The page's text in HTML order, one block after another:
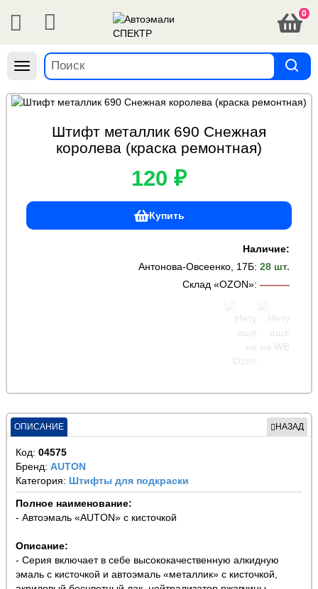
0
Навигация
Штифт металлик 690 Снежная
королева (краска ремонтная)
120 ₽
Купить
Наличие:
Антонова-Овсеенко, 17Б: 28 шт.
Склад «OZON»: ———
ОПИСАНИЕ НАЗАД
Код: 04575
Бренд: AUTON
Категория: Штифты для подкраски
Полное наименование:
- Автоэмаль «AUTON» с кисточкой
Описание:
- Серия включает в себе высококачественную алкидную
эмаль с кисточкой и автоэмаль «металлик» с кисточкой,